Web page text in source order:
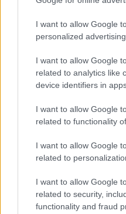
I want to allow Google
personalized advertising.
I want to allow Google
related to analytics like
device identifiers in
I want to allow Google
related to functionality
I want to allow Google
related to
I want to allow Google
related to security,
functionality and fraud
SZÉPSÉG
Reese
és ettől